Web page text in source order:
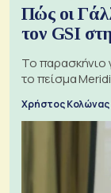
Πώς οι
τον GSI
Το παρασκήνιο
το πείσμα
Χρήστος Κολώνας